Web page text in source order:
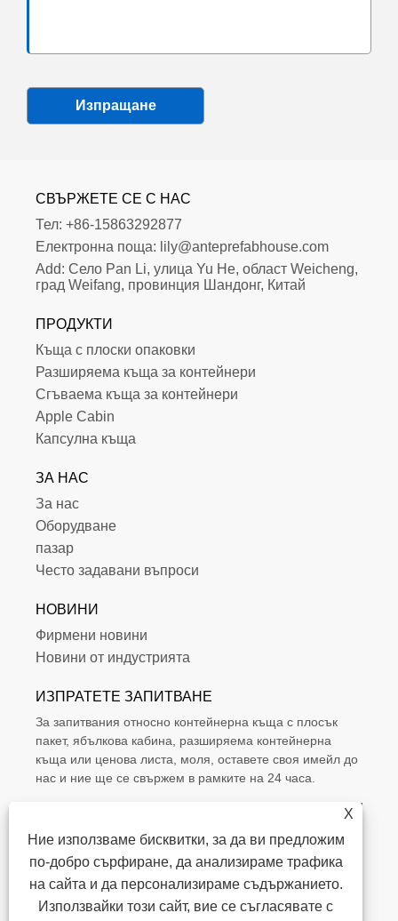
Изпращане
СВЪРЖЕТЕ СЕ С НАС
Тел: +86-15863292877
Електронна поща: lily@anteprefabhouse.com
Add: Село Pan Li, улица Yu He, област Weicheng,
град Weifang, провинция Шандонг, Китай
ПРОДУКТИ
Къща с плоски опаковки
Разширяема къща за контейнери
Сгъваема къща за контейнери
Apple Cabin
Капсулна къща
ЗА НАС
За нас
Оборудване
пазар
Често задавани въпроси
НОВИНИ
Фирмени новини
Новини от индустрията
ИЗПРАТЕТЕ ЗАПИТВАНЕ
За запитвания относно контейнерна къща с плосък
пакет, ябълкова кабина, разширяема контейнерна
къща или ценова листа, моля, оставете своя имейл до
нас и ние ще се свържем в рамките на 24 часа.
X
Ние използваме бисквитки, за да ви предложим
по-добро сърфиране, да анализираме трафика
на сайта и да персонализираме съдържанието.
Използвайки този сайт, вие се съгласявате с